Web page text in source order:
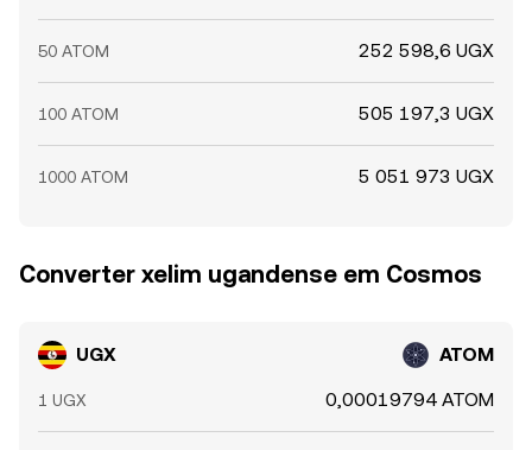
50 ATOM 252 598,6 UGX
100 ATOM 505 197,3 UGX
1000 ATOM 5 051 973 UGX
Converter xelim ugandense em Cosmos
UGX ATOM
1 UGX 0,00019794 ATOM